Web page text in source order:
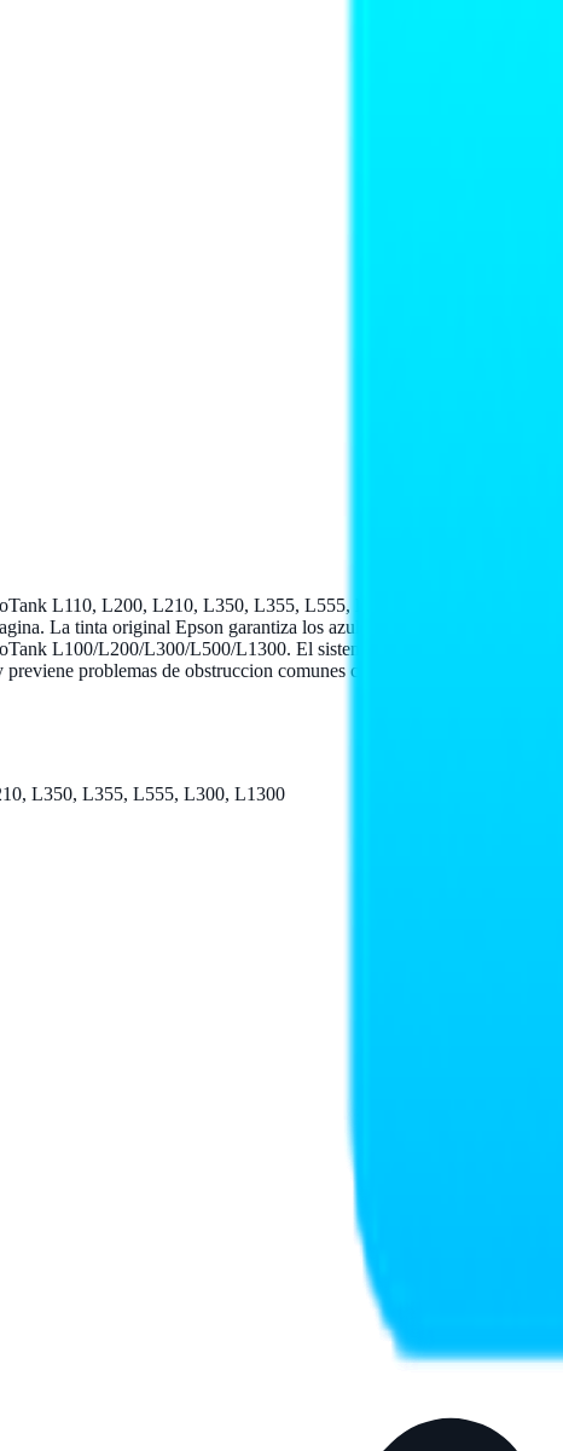
L110, L200, L210, L350, L355, L555, L300 y L1300. Ofrece
La tinta original Epson garantiza los azules vibrantes y precisos
L100/L200/L300/L500/L1300. El sistema EcoTank elimina la
problemas de obstruccion comunes con tintas no oficiales.
L350, L355, L555, L300, L1300